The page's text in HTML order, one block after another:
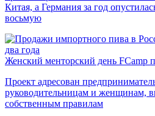
Китая, а Германия за год
восьмую
Женский менторский день FCamp
Проект адресован
руководительницам и женщинам,
собственным правилам